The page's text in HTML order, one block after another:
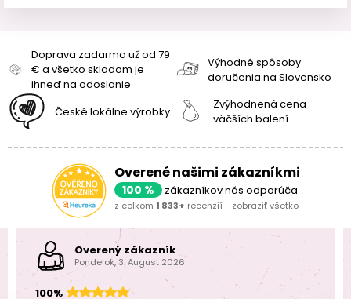
Doprava zadarmo už od 79
€ a všetko skladom je
ihneď na odoslanie
Výhodné spôsoby
doručenia na Slovensko
České lokálne výrobky
Zvýhodnená cena
väčších balení
Overené našimi zákazníkmi
100 % zákazníkov nás odporúča
z celkom 1 833+ recenzií - zobraziť všetko
Overený zákazník
Pondelok, 3. August 2026
100%